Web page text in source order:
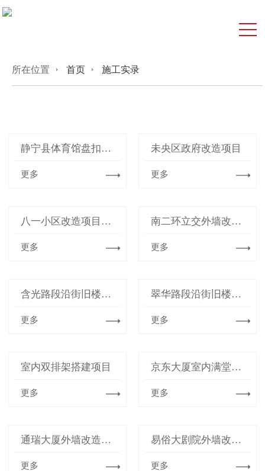
所在位置 首页 施工实录
静宁县体育馆盘扣架项目
更多
未央区政府改造项目
更多
八一小区改造项目现场
更多
南二环立交外墙改造项目
更多
含光路段沿街旧楼改造项目
更多
翠华路段沿街旧楼改造项目
更多
室内双排架搭建项目
更多
京东大厦室内满堂架搭建项目
更多
通瑞大厦外墙改造项目
更多
易俗大剧院外墙改造项目
更多